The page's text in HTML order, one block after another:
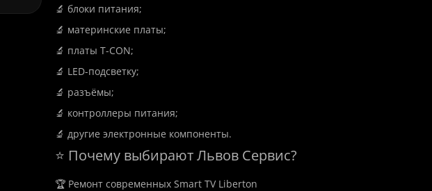
🔬 блоки питания;
🔬 материнские платы;
🔬 платы T-CON;
🔬 LED-подсветку;
🔬 разъёмы;
🔬 контроллеры питания;
🔬 другие электронные компоненты.
⭐ Почему выбирают Львов Сервис?
🏆 Ремонт современных Smart TV Liberton